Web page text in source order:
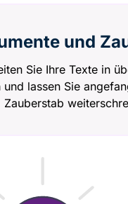
und
Sie Ihre Texte in
und lassen Sie
Zauberstab